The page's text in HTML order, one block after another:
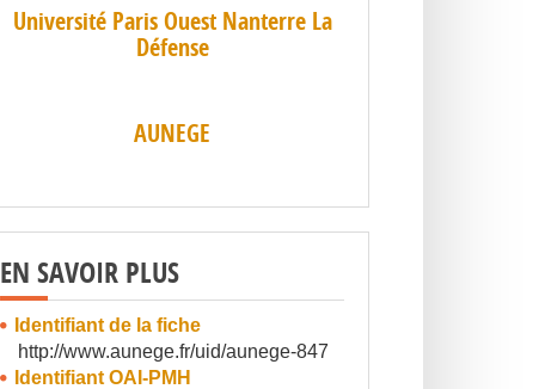
Université Paris Ouest Nanterre La
Défense
AUNEGE
EN SAVOIR PLUS
Identifiant de la fiche
http://www.aunege.fr/uid/aunege-847
Identifiant OAI-PMH